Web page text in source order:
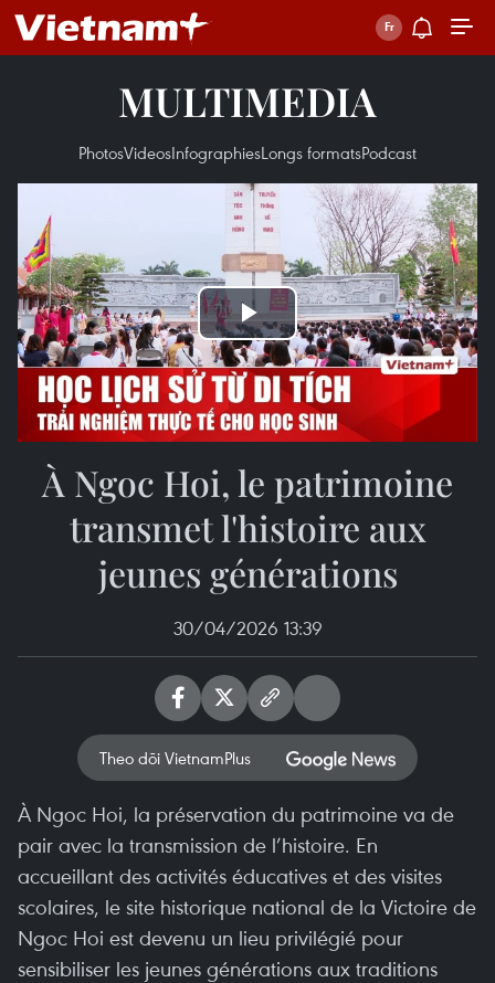
MULTIMEDIA
PhotosVideosInfographiesLongs formatsPodcast
Play
Video
À Ngoc Hoi, le patrimoine
transmet l'histoire aux
jeunes générations
30/04/2026 13:39
Theo dõi VietnamPlus
À Ngoc Hoi, la préservation du patrimoine va de
pair avec la transmission de l’histoire. En
accueillant des activités éducatives et des visites
scolaires, le site historique national de la Victoire de
Ngoc Hoi est devenu un lieu privilégié pour
sensibiliser les jeunes générations aux traditions